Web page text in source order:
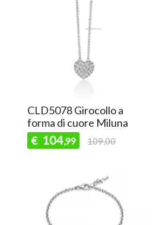
CLD5078 Girocollo a
forma di cuore Miluna
€ 104,99 109,00